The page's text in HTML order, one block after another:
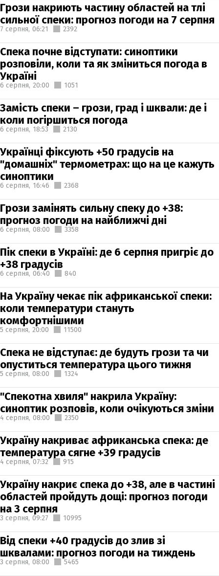
Грози накриють частину областей на тлі
сильної спеки: прогноз погоди на 7 серпня
7 серпня, 06:21 2392
Спека почне відступати: синоптики
розповіли, коли та як зміниться погода в
Україні
6 серпня, 20:00 1051
Замість спеки – грози, град і шквали: де і
коли погіршиться погода
6 серпня, 18:53 2130
Українці фіксують +50 градусів на
"домашніх" термометрах: що на це кажуть
синоптики
6 серпня, 16:46 2368
Грози замінять сильну спеку до +38:
прогноз погоди на найближчі дні
6 серпня, 08:00 3358
Пік спеки в Україні: де 6 серпня пригріє до
+38 градусів
6 серпня, 06:40 840
На Україну чекає пік африканської спеки:
коли температури стануть
комфортнішими
5 серпня, 20:00 11500
Спека не відступає: де будуть грози та чи
опуститься температура цього тижня
5 серпня, 08:00 1324
"Спекотна хвиля" накрила Україну:
синоптик розповів, коли очікуються зміни
4 серпня, 08:00 2350
Україну накриває африканська спека: де
температура сягне +39 градусів
4 серпня, 07:32 915
Україну накриє спека до +38, але в частині
областей пройдуть дощі: прогноз погоди
на 3 серпня
3 серпня, 09:27 10995
Від спеки +40 градусів до злив зі
шквалами: прогноз погоди на тиждень
3 серпня, 08:00 5465